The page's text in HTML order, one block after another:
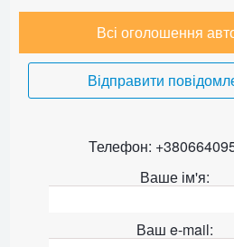
Всі оголошення
Відправити
Телефон:
Ваше ім'я:
Ваш e-mail: